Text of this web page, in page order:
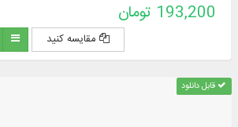
193,200 تومان
مقایسه کنید
قابل دانلود